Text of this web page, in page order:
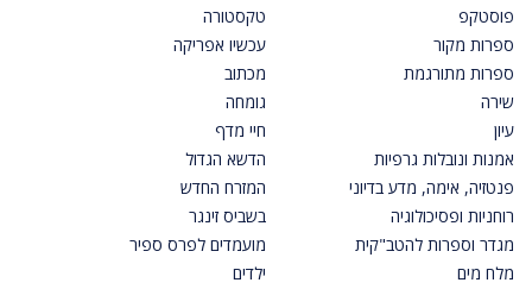
פוסטקפ
ספרות מקור
ספרות מתורגמת
שירה
עיון
אמנות ונובלות גרפיות
פנטזיה, אימה, מדע בדיוני
רוחניות ופסיכולוגיה
מגדר וספרות להטב"קית
מלח מים
טקסטורה
עכשיו אפריקה
מכתוב
גומחה
חיי מדף
הדשא הגדול
המזרח החדש
בשביס זינגר
מועמדים לפרס ספיר
ילדים